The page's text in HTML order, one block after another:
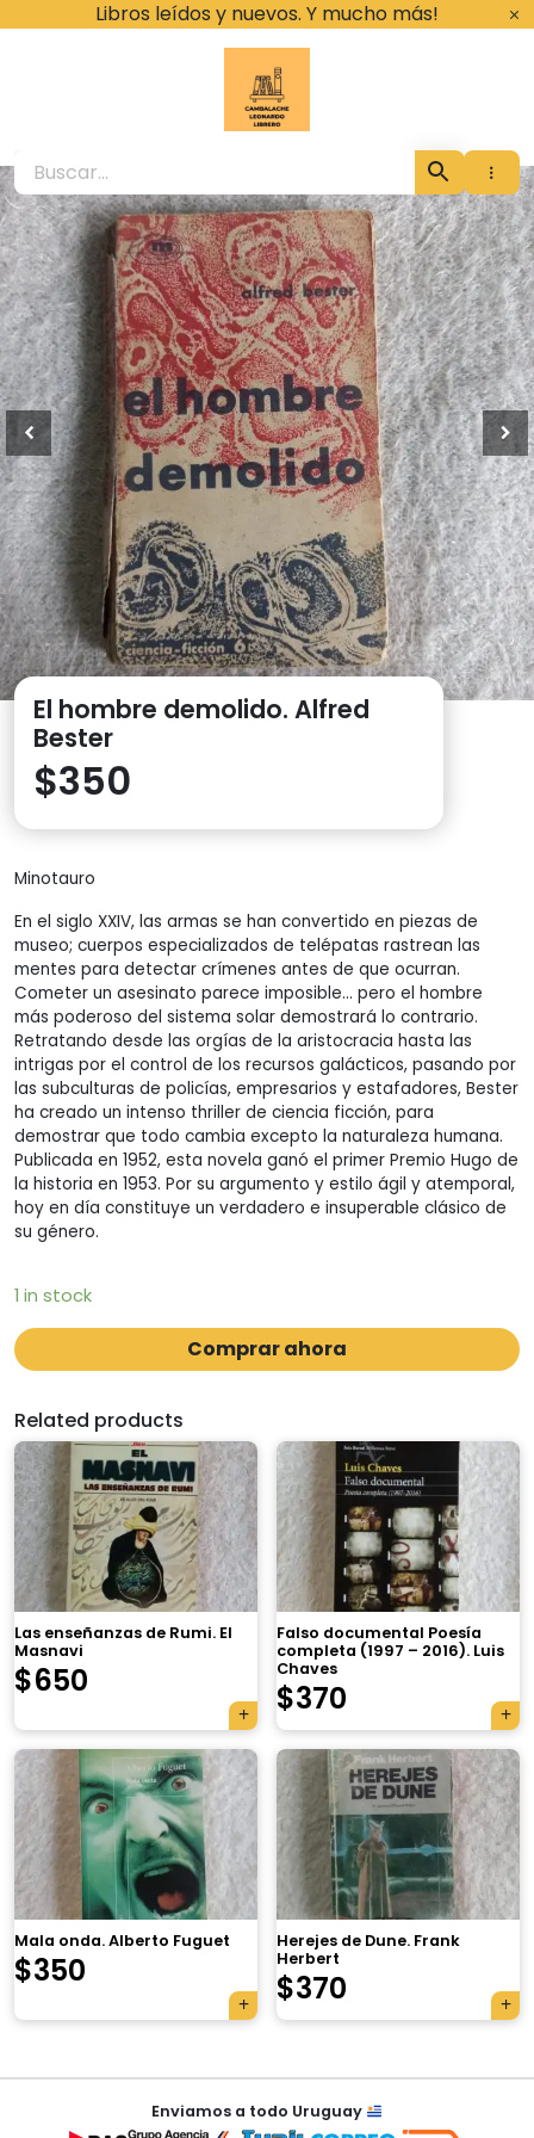
Libros leídos y nuevos. Y mucho más!
Cambalache
El hombre demolido. Alfred
Bester
$350
Minotauro
En el siglo XXIV, las armas se han convertido en piezas de
museo; cuerpos especializados de telépatas rastrean las
mentes para detectar crímenes antes de que ocurran.
Cometer un asesinato parece imposible… pero el hombre
más poderoso del sistema solar demostrará lo contrario.
Retratando desde las orgías de la aristocracia hasta las
intrigas por el control de los recursos galácticos, pasando por
las subculturas de policías, empresarios y estafadores, Bester
ha creado un intenso thriller de ciencia ficción, para
demostrar que todo cambia excepto la naturaleza humana.
Publicada en 1952, esta novela ganó el primer Premio Hugo de
la historia en 1953. Por su argumento y estilo ágil y atemporal,
hoy en día constituye un verdadero e insuperable clásico de
su género.
1 in stock
Comprar ahora
Related products
Las enseñanzas de Rumi. El
Masnavi
$650
Falso documental Poesía
completa (1997 – 2016). Luis
Chaves
$370
Mala onda. Alberto Fuguet
$350
Herejes de Dune. Frank
Herbert
$370
NavegaciónEnviamos a todo Uruguay
×
Tu carrito está vacío.
Agregá un producto y aparecerá acá
automáticamente.